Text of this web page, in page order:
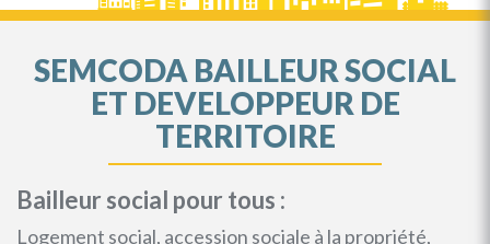
SEMCODA BAILLEUR SOCIAL
ET DEVELOPPEUR DE
TERRITOIRE
Bailleur social pour tous :
Logement social, accession sociale à la propriété,